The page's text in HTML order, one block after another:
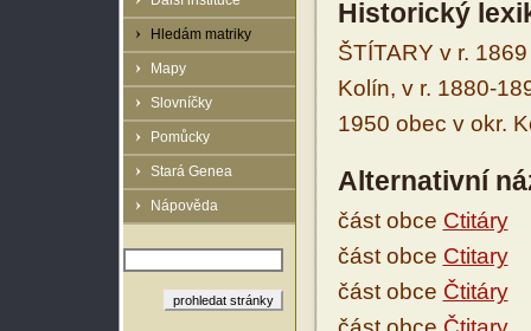
Hledám matriky
Mapy
Slovníčky
Pomůcky
Stará Genea
Nápověda
Historický
ŠTÍTARY v r.
Kolín, v r. 1880-
1950 obec v okr.
Alternativní
část obce Ctitáry
část obce Ctitary
část obce Čtitáry